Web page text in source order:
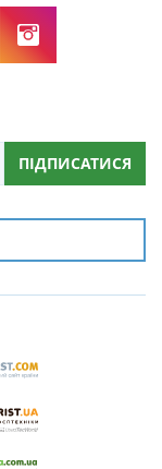
ПІДПИСАТИСЯ